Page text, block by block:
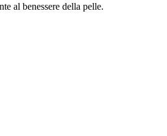
al benessere della pelle.